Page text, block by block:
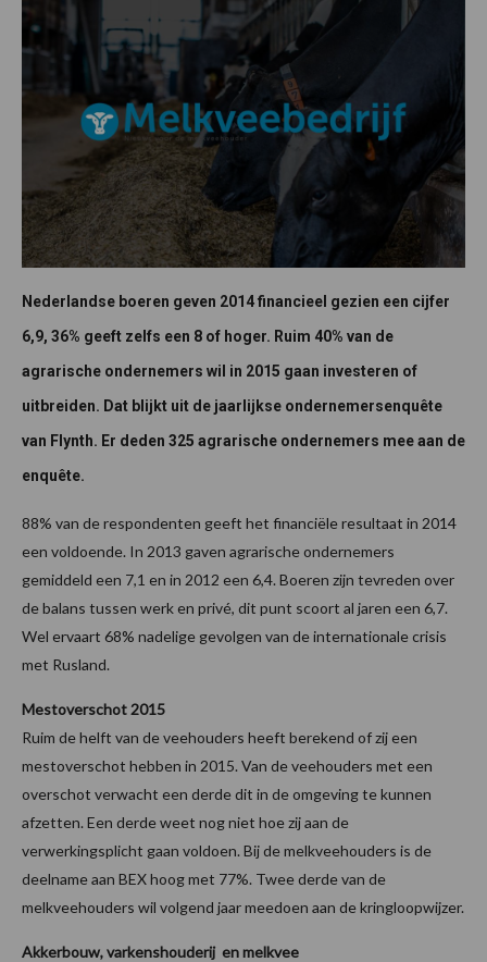
Nederlandse boeren geven 2014 financieel gezien een cijfer
6,9, 36% geeft zelfs een 8 of hoger. Ruim 40% van de
agrarische ondernemers wil in 2015 gaan investeren of
uitbreiden. Dat blijkt uit de jaarlijkse ondernemersenquête
van Flynth. Er deden 325 agrarische ondernemers mee aan de
enquête.
88% van de respondenten geeft het financiële resultaat in 2014
een voldoende. In 2013 gaven agrarische ondernemers
gemiddeld een 7,1 en in 2012 een 6,4. Boeren zijn tevreden over
de balans tussen werk en privé, dit punt scoort al jaren een 6,7.
Wel ervaart 68% nadelige gevolgen van de internationale crisis
met Rusland.
Mestoverschot 2015
Ruim de helft van de veehouders heeft berekend of zij een
mestoverschot hebben in 2015. Van de veehouders met een
overschot verwacht een derde dit in de omgeving te kunnen
afzetten. Een derde weet nog niet hoe zij aan de
verwerkingsplicht gaan voldoen. Bij de melkveehouders is de
deelname aan BEX hoog met 77%. Twee derde van de
melkveehouders wil volgend jaar meedoen aan de kringloopwijzer.
Akkerbouw, varkenshouderij en melkvee